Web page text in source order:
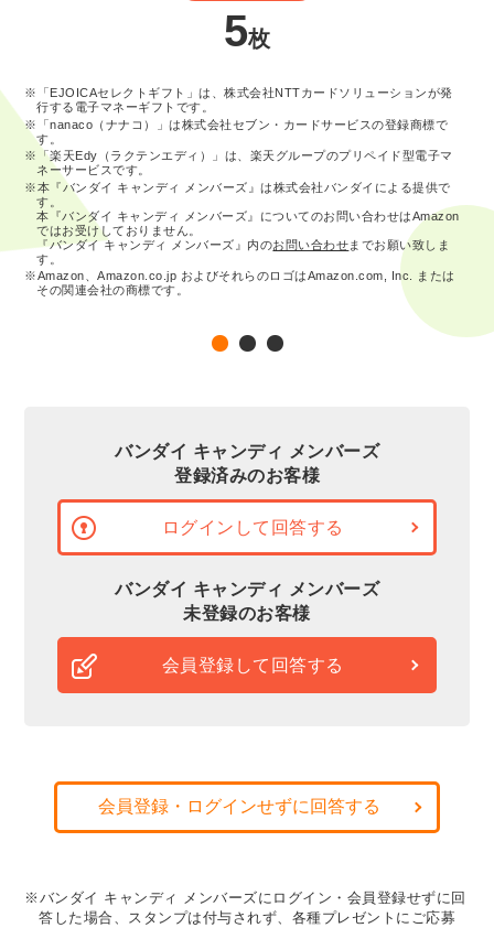
5枚
※「EJOICAセレクトギフト」は、株式会社NTTカードソリューションが発
行する電子マネーギフトです。
※「nanaco（ナナコ）」は株式会社セブン・カードサービスの登録商標で
す。
※「楽天Edy（ラクテンエディ）」は、楽天グループのプリペイド型電子マ
ネーサービスです。
※本『バンダイ キャンディ メンバーズ』は株式会社バンダイによる提供で
す。
本『バンダイ キャンディ メンバーズ』についてのお問い合わせはAmazon
ではお受けしておりません。
『バンダイ キャンディ メンバーズ』内のお問い合わせまでお願い致しま
す。
※Amazon、Amazon.co.jp およびそれらのロゴはAmazon.com, Inc. または
その関連会社の商標です。
バンダイ キャンディ メンバーズ
登録済みのお客様
ログインして回答する
バンダイ キャンディ メンバーズ
未登録のお客様
会員登録して回答する
会員登録・ログインせずに回答する
※バンダイ キャンディ メンバーズにログイン・会員登録せずに回
答した場合、スタンプは付与されず、各種プレゼントにご応募